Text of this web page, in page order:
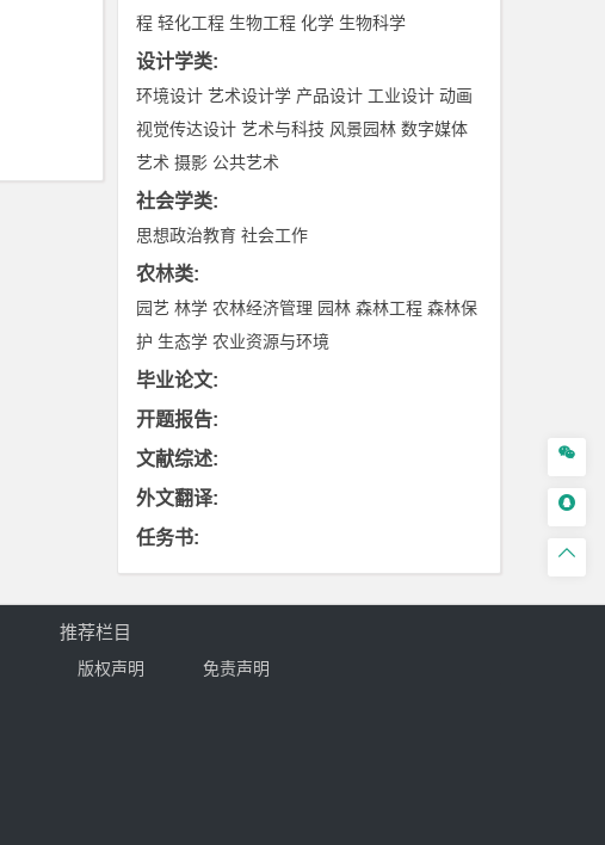
程 轻化工程 生物工程 化学 生物科学
设计学类:
环境设计 艺术设计学 产品设计 工业设计 动画
视觉传达设计 艺术与科技 风景园林 数字媒体
艺术 摄影 公共艺术
社会学类:
思想政治教育 社会工作
农林类:
园艺 林学 农林经济管理 园林 森林工程 森林保
护 生态学 农业资源与环境
毕业论文:
开题报告:
文献综述:
外文翻译:
任务书:



推荐栏目
版权声明 免责声明